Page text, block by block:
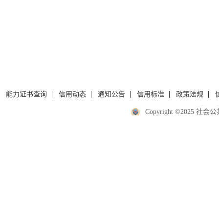
能力证书查询 信用动态 通知公告 信用标准 政策法规
Copyright ©2025 社会